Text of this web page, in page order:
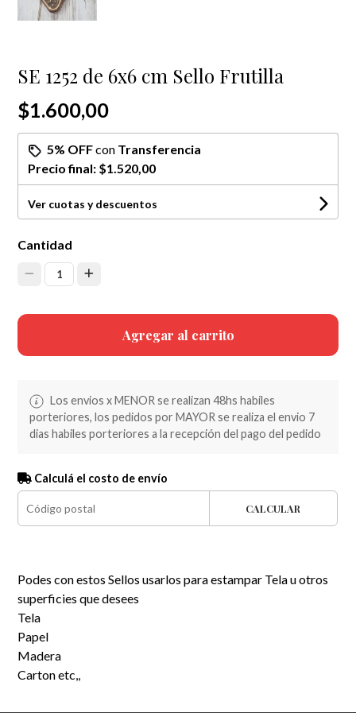
SE 1252 de 6x6 cm Sello Frutilla
$1.600,00
5% OFFcon Transferencia
Precio final: $1.520,00
Ver cuotas y descuentos
Cantidad
1
Agregar al carrito
Los envios x MENOR se realizan 48hs habiles
porteriores, los pedidos por MAYOR se realiza el envio 7
dias habiles porteriores a la recepción del pago del pedido
Calculá el costo de envío
CALCULAR
Podes con estos Sellos usarlos para estampar Tela u otros
superficies que desees
Tela
Papel
Madera
Carton etc,,